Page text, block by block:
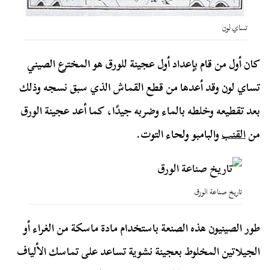
تساي لون
كان أول من قام بإعداد أول عجينة للورق هو المخترع الصيني
تساي لون وقد أعدها من قطع القماش الذي سبق نسجه وذلك
بعد تقطيعه وخلطه بالماء وضربه جيدًا، كما أعد عجينة الورق
منالقنبوالبامبو ولحاء التوت.
تاريخ صناعة الورق
طور الصينيون هذه الصنعة باستخدام مادة ماسكة من الغراء أو
الجيلاتين المخلوط بعجينة نشوية تساعد على تماسك الألياف